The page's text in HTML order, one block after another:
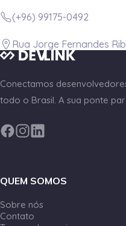
(+96) 99175-0492
Rua Jorge Fernandes
Conectamos
todo o Brasil. A sua ponte
QUEM SOMOS
Sobre nós
Contato